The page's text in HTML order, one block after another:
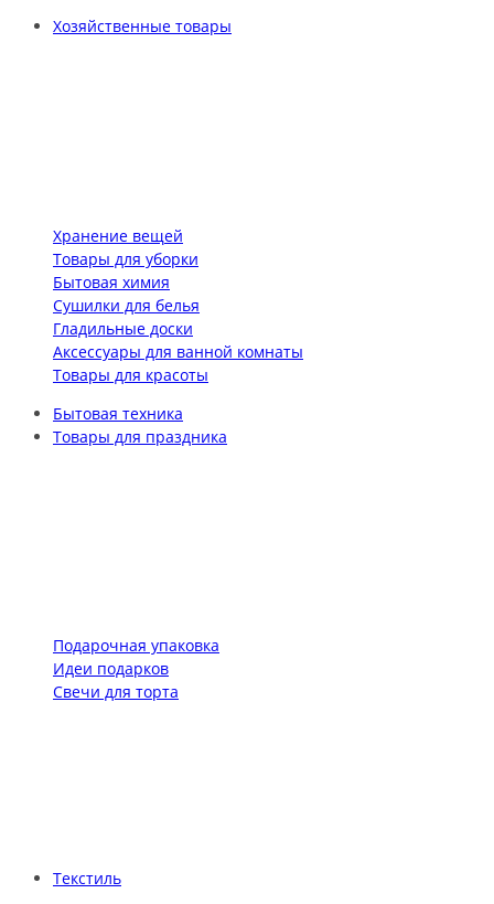
Хозяйственные товары
Хранение вещей
Товары для уборки
Бытовая химия
Сушилки для белья
Гладильные доски
Аксессуары для ванной комнаты
Товары для красоты
Бытовая техника
Товары для праздника
Подарочная упаковка
Идеи подарков
Свечи для торта
Текстиль